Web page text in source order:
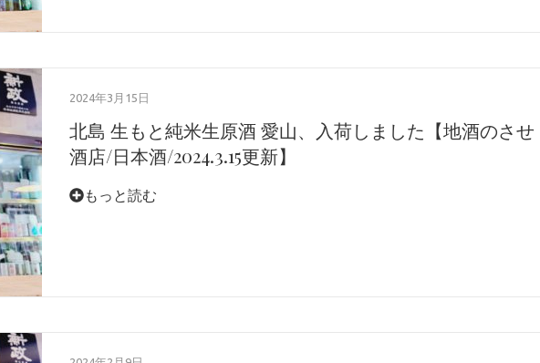
2024年3月15日
北島 生もと純米生原酒 愛山、入荷しました【地酒のさせ
酒店/日本酒/2024.3.15更新】
もっと読む